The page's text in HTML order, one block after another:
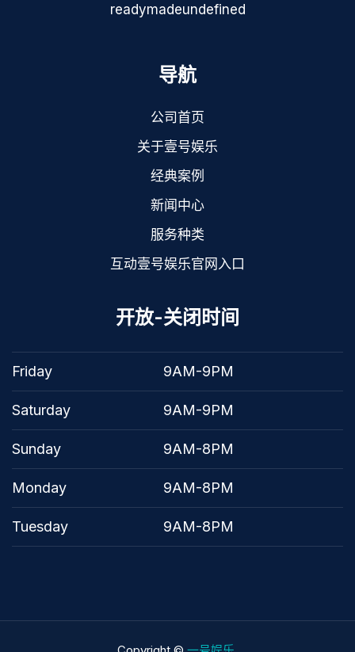
readymadeundefined
导航
公司首页
关于壹号娱乐
经典案例
新闻中心
服务种类
互动壹号娱乐官网入口
开放-关闭时间
Friday 9AM-9PM
Saturday 9AM-9PM
Sunday 9AM-8PM
Monday 9AM-8PM
Tuesday 9AM-8PM